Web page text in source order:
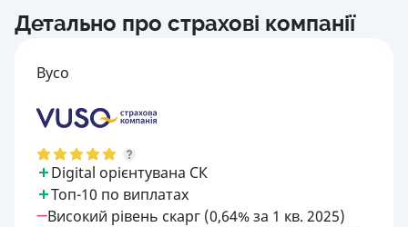
Детально про страхові компанії
Вусо
Digital орієнтувана СК
Топ-10 по виплатах
Високий рівень скарг (0,64% за 1 кв. 2025)